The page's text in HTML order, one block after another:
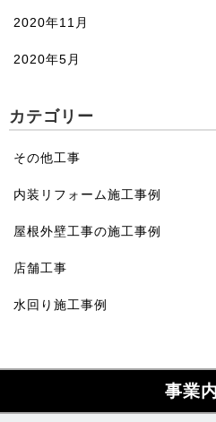
2020年11月
2020年5月
カテゴリー
その他工事
内装リフォーム施工事例
屋根外壁工事の施工事例
店舗工事
水回り施工事例
事業